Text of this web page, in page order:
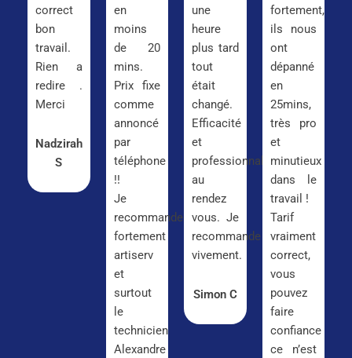
correct
bon
travail.
Rien a
redire .
Merci
Nadzirah
S
en
moins
de 20
mins.
Prix fixe
comme
annoncé
par
téléphone
!!
Je
recommande
fortement
artiserv
et
surtout
le
technicien
Alexandre
une
heure
plus tard
tout
était
changé.
Efficacité
et
professionnalisme
au
rendez
vous. Je
recommande
vivement.
Simon C
fortement,
ils nous
ont
dépanné
en
25mins,
très pro
et
minutieux
dans le
travail !
Tarif
vraiment
correct,
vous
pouvez
faire
confiance
ce n’est